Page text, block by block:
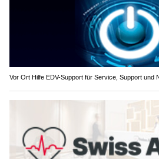
Vor Ort Hilfe EDV-Support für Service, Support und